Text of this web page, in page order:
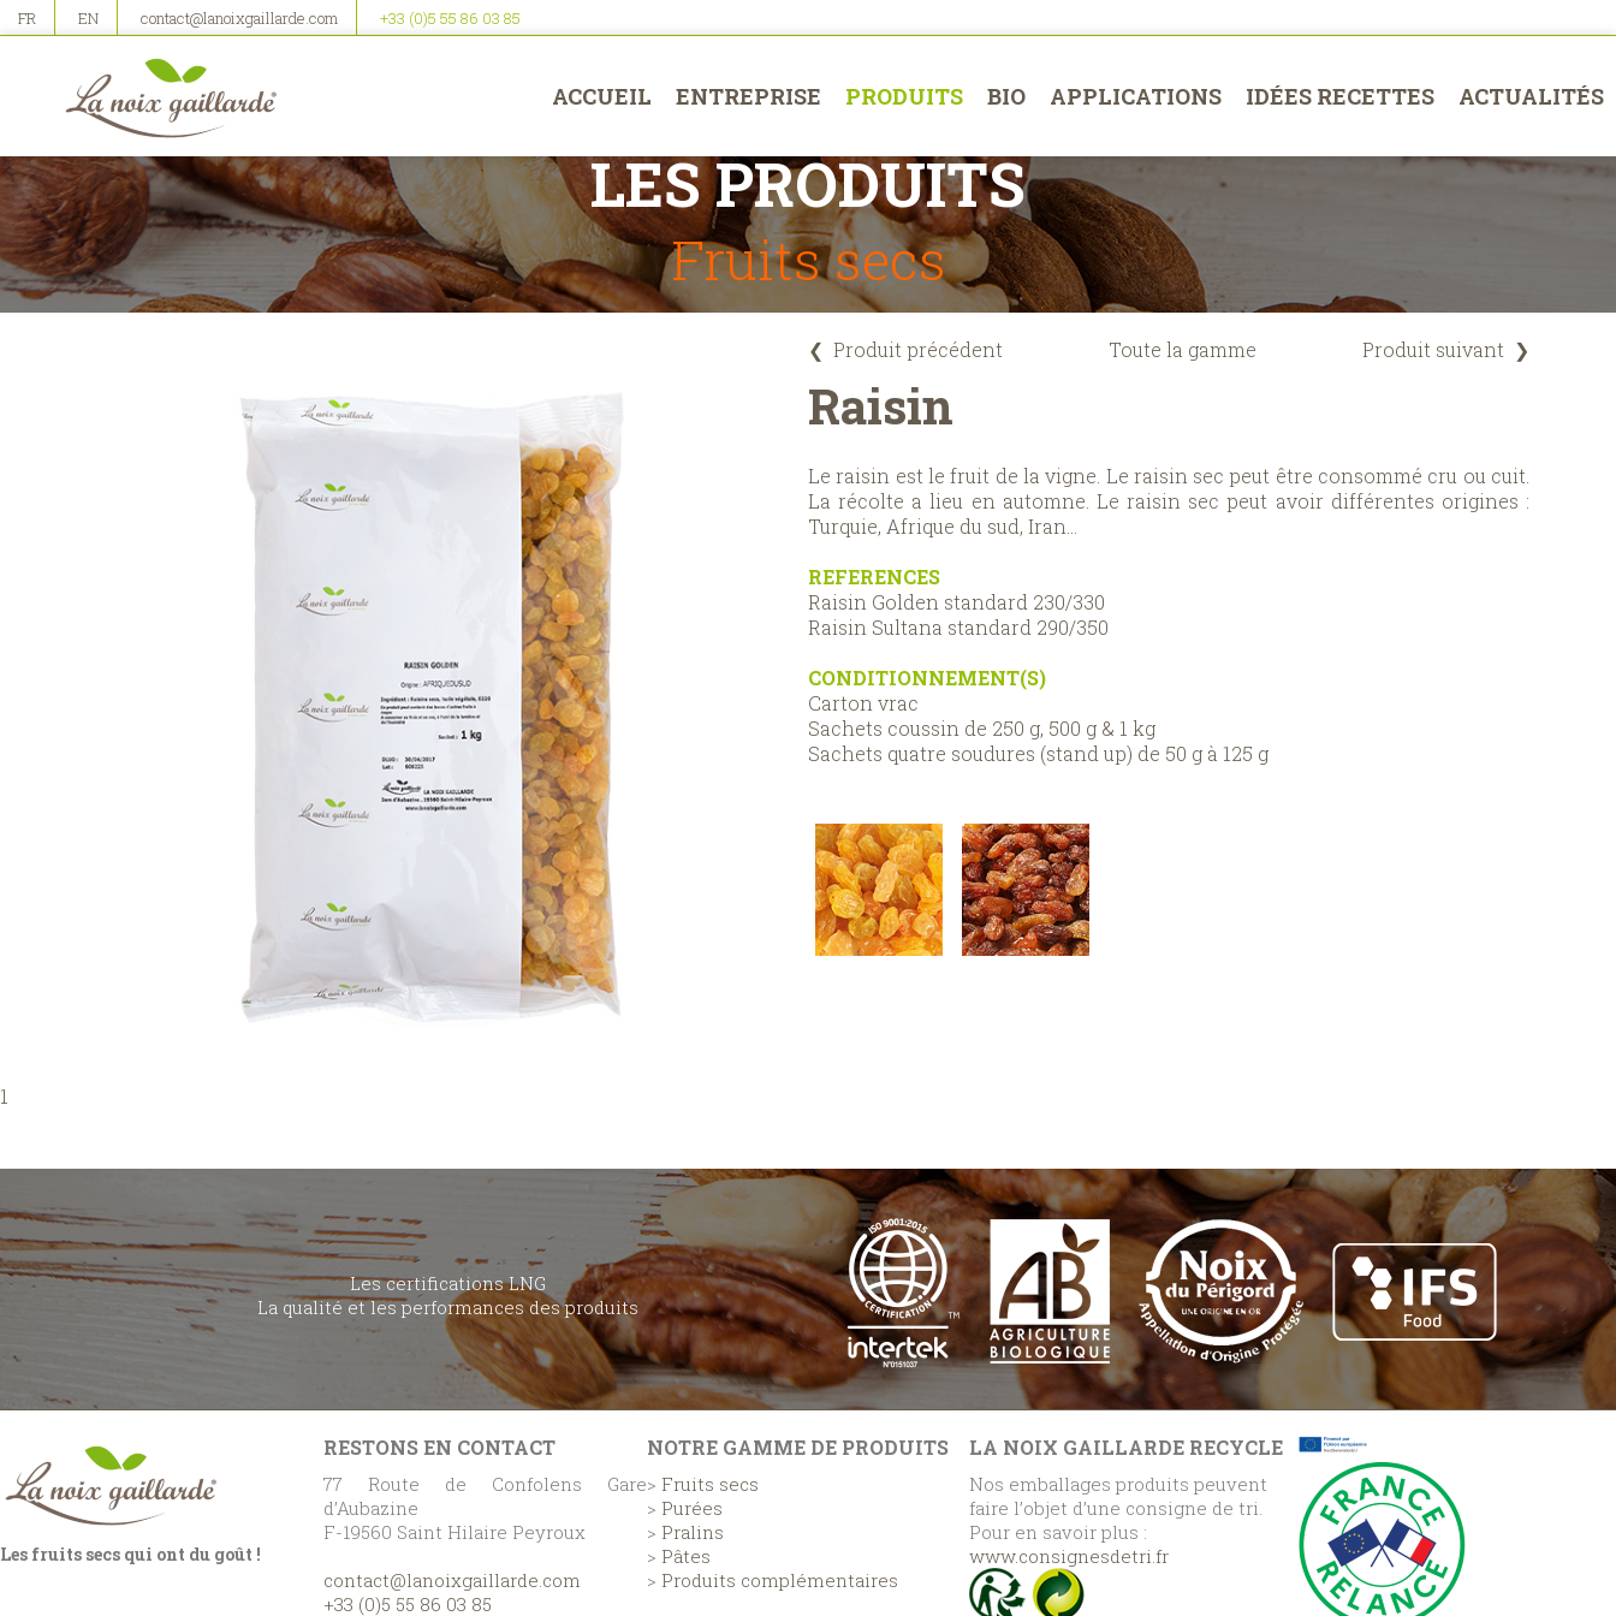
FR EN contact@lanoixgaillarde.com +33 (0)5 55 86 03 85
ACCUEIL ENTREPRISE PRODUITS BIO APPLICATIONS IDÉES RECETTES ACTUALITÉS
LES PRODUITS
Fruits secs
❮ Produit précédent Toute la gamme Produit suivant ❯
Raisin
Le raisin est le fruit de la vigne. Le raisin sec peut être consommé cru ou cuit.
La récolte a lieu en automne. Le raisin sec peut avoir différentes origines :
Turquie, Afrique du sud, Iran…
REFERENCES
Raisin Golden standard 230/330
Raisin Sultana standard 290/350
CONDITIONNEMENT(S)
Carton vrac
Sachets coussin de 250 g, 500 g & 1 kg
Sachets quatre soudures (stand up) de 50 g à 125 g
1
Les certifications LNG
La qualité et les performances des produits
Les fruits secs qui ont du goût !
RESTONS EN CONTACT
77 Route de Confolens Gare
d’Aubazine
F-19560 Saint Hilaire Peyroux
contact@lanoixgaillarde.com
+33 (0)5 55 86 03 85
NOTRE GAMME DE PRODUITS
> Fruits secs
> Purées
> Pralins
> Pâtes
> Produits complémentaires
LA NOIX GAILLARDE RECYCLE
Nos emballages produits peuvent
faire l’objet d’une consigne de tri.
Pour en savoir plus :
www.consignesdetri.fr